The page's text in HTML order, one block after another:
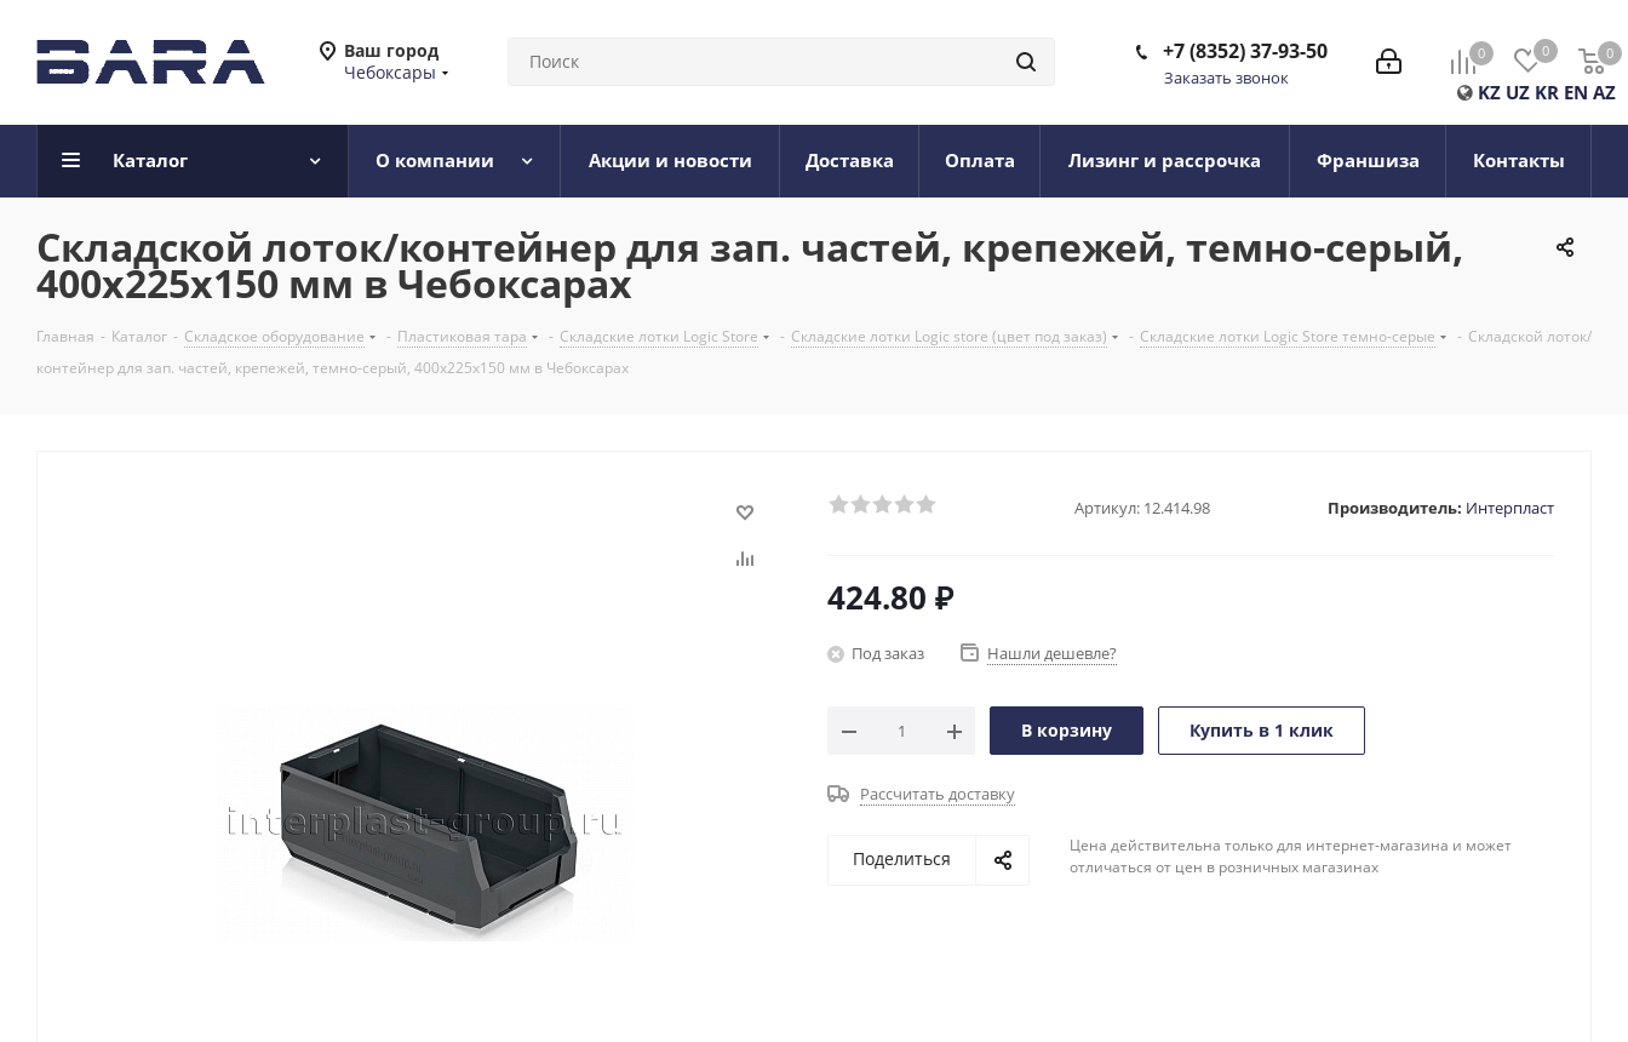
Ваш город
Чебоксары
0 0 0
0
KZ UZ KR EN AZ
+7 (8352) 37-93-50
Заказать звонок
Каталог О компании Акции и новости Доставка Оплата Лизинг и рассрочка Франшиза Контакты
Складской лоток/контейнер для зап. частей, крепежей, темно-серый,
400x225x150 мм в Чебоксарах
Главная - Каталог - Складское оборудование - Пластиковая тара - Складские лотки Logic Store - Складские лотки Logic store (цвет под заказ) - Складские лотки Logic Store темно-серые - Складской лоток/
контейнер для зап. частей, крепежей, темно-серый, 400x225x150 мм в Чебоксарах
Артикул: 12.414.98 Производитель: Интерпласт
424.80 ₽
Под заказ Нашли дешевле?
В корзину Купить в 1 клик
Рассчитать доставку
Поделиться
Цена действительна только для интернет-магазина и может
отличаться от цен в розничных магазинах